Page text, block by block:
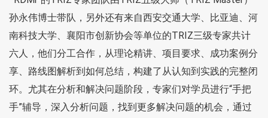
孙永伟博士带队，另外还有来自西安交通大学、比亚迪、河
南科技大学、襄阳市创新协会等单位的TRIZ三级专家共计
六人，他们分工合作，从理论精讲、项目要求、成功案例分
享、路线图解析到如何总结，构建了从认知到实践的完整闭
环。尤其在分析和解决问题阶段，专家们对学员进行“手把
手”辅导，深入分析问题，找到更多解决问题的机会，通过